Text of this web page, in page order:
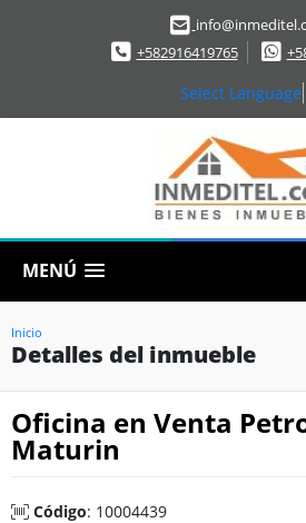
+582916419765
Select Language
MENÚ
Inicio
Detalles del inmueble
Oficina en Venta
Maturin
Código: 10004439